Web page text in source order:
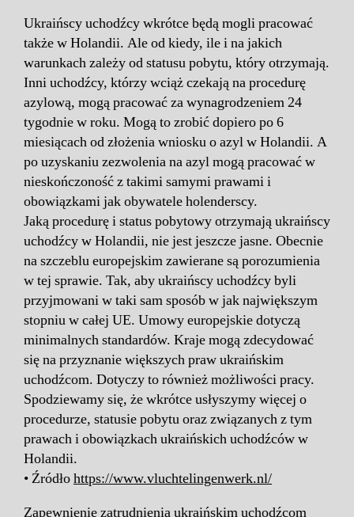
Ukraińscy uchodźcy wkrótce będą mogli pracować
także w Holandii. Ale od kiedy, ile i na jakich
warunkach zależy od statusu pobytu, który otrzymają.
Inni uchodźcy, którzy wciąż czekają na procedurę
azylową, mogą pracować za wynagrodzeniem 24
tygodnie w roku. Mogą to zrobić dopiero po 6
miesiącach od złożenia wniosku o azyl w Holandii. A
po uzyskaniu zezwolenia na azyl mogą pracować w
nieskończoność z takimi samymi prawami i
obowiązkami jak obywatele holenderscy.
Jaką procedurę i status pobytowy otrzymają ukraińscy
uchodźcy w Holandii, nie jest jeszcze jasne. Obecnie
na szczeblu europejskim zawierane są porozumienia
w tej sprawie. Tak, aby ukraińscy uchodźcy byli
przyjmowani w taki sam sposób w jak największym
stopniu w całej UE. Umowy europejskie dotyczą
minimalnych standardów. Kraje mogą zdecydować
się na przyznanie większych praw ukraińskim
uchodźcom. Dotyczy to również możliwości pracy.
Spodziewamy się, że wkrótce usłyszymy więcej o
procedurze, statusie pobytu oraz związanych z tym
prawach i obowiązkach ukraińskich uchodźców w
Holandii.
• Źródłohttps://www.vluchtelingenwerk.nl/
Zapewnienie zatrudnienia ukraińskim uchodźcom